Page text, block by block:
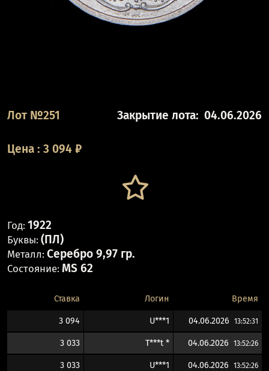
Лот №251 Закрытие лота: 04.06.2026
Цена : 3 094 ₽
Год: 1922
Буквы: (ПЛ)
Металл: Серебро 9,97 гр.
Состояние: MS 62
Ставка Логин Время
3 094 U***1 04.06.2026 13:52:31
3 033 T***t * 04.06.2026 13:52:26
3 033 U***1 04.06.2026 13:52:26